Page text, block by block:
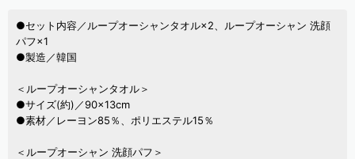
●セット内容／ループオーシャンタオル×2、ループオーシャン 洗顔
パフ×1
●製造／韓国
＜ループオーシャンタオル＞
●サイズ(約)／90×13cm
●素材／レーヨン85％、ポリエステル15％
＜ループオーシャン 洗顔パフ＞